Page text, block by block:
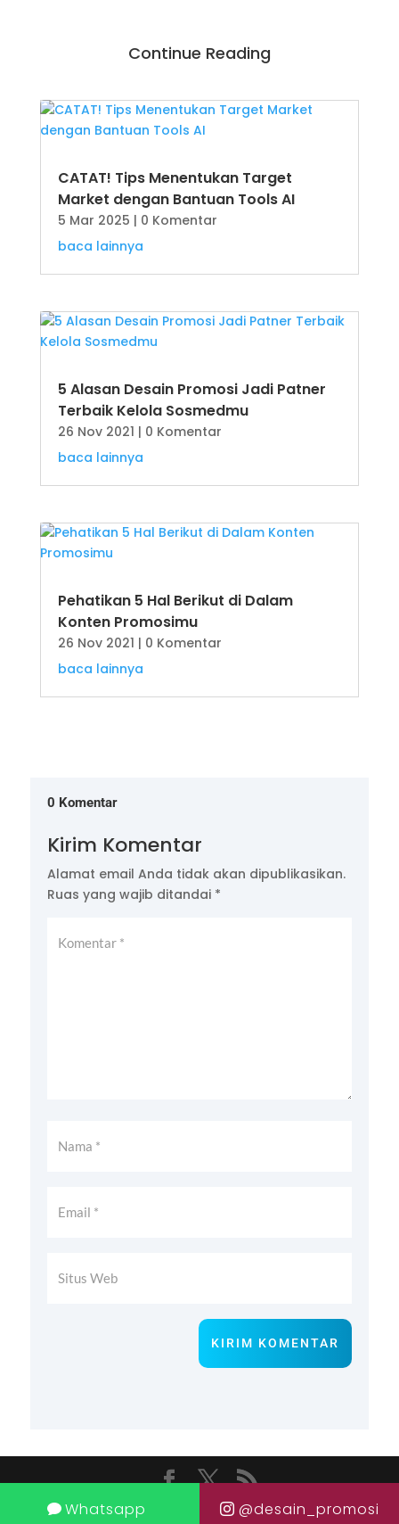
Continue Reading
CATAT! Tips Menentukan Target
Market dengan Bantuan Tools AI
5 Mar 2025 | 0 Komentar
baca lainnya
5 Alasan Desain Promosi Jadi Patner
Terbaik Kelola Sosmedmu
26 Nov 2021 | 0 Komentar
baca lainnya
Pehatikan 5 Hal Berikut di Dalam
Konten Promosimu
26 Nov 2021 | 0 Komentar
baca lainnya
0 Komentar
Kirim Komentar
Alamat email Anda tidak akan dipublikasikan.
Ruas yang wajib ditandai *
KIRIM KOMENTAR
Whatsapp @desain_promosi
Design by Yoisoweb